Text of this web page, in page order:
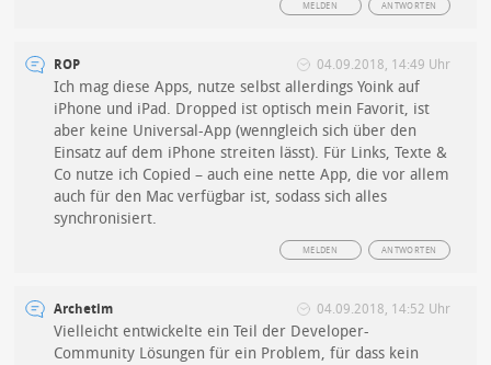
ANTWORTEN
MELDEN
ROP 04.09.2018, 14:49 Uhr
Ich mag diese Apps, nutze selbst allerdings Yoink auf
iPhone und iPad. Dropped ist optisch mein Favorit, ist
aber keine Universal-App (wenngleich sich über den
Einsatz auf dem iPhone streiten lässt). Für Links, Texte &
Co nutze ich Copied – auch eine nette App, die vor allem
auch für den Mac verfügbar ist, sodass sich alles
synchronisiert.
ANTWORTEN
MELDEN
Archetim 04.09.2018, 14:52 Uhr
Vielleicht entwickelte ein Teil der Developer-
Community Lösungen für ein Problem, für dass kein